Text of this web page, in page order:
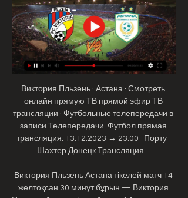
Виктория Пльзень · Астана · Смотреть
онлайн прямую ТВ прямой эфир ТВ
трансляции · Футбольные телепередачи в
записи Телепередачи. Футбол прямая
трансляция. 13.12.2023 → 23:00 · Порту ·
Шахтер Донецк Трансляция ...
Виктория Пльзень Астана тікелей матч 14
желтоқсан 30 минут бұрын — Виктория